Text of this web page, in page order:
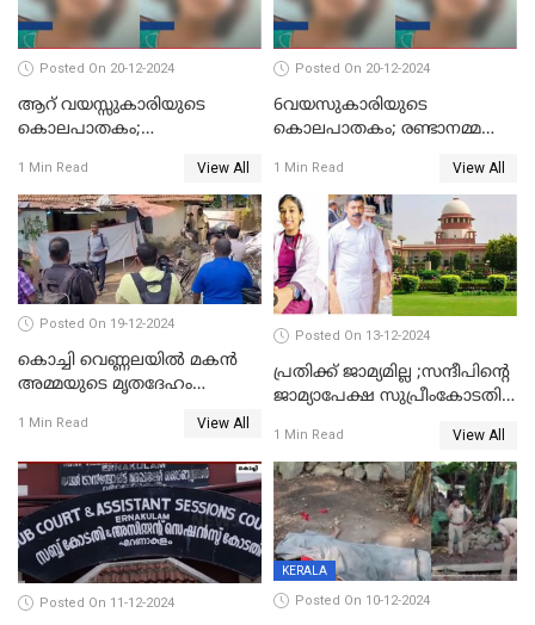
Posted On 20-12-2024
ആറ് വയസ്സുകാരിയുടെ
കൊലപാതകം;
ബന്ധമില്ലെന്ന് സ്ഥിരീകരണം
1 Min Read View All
Posted On 20-12-2024
6വയസുകാരിയുടെ
കൊലപാതകം; രണ്ടാനമ്മയെ
1 Min Read View All
Posted On 19-12-2024
കൊച്ചി വെണ്ണലയില്‍ മകന്‍
അമ്മയുടെ മൃതദേഹം
1 Min Read View All
Posted On 13-12-2024
പ്രതിക്ക് ജാമ്യമില്ല ;സന്ദീപിന്റെ
ജാമ്യാപേക്ഷ സുപ്രീംകോടതി
1 Min Read View All
Posted On 11-12-2024
KERALA
Posted On 10-12-2024